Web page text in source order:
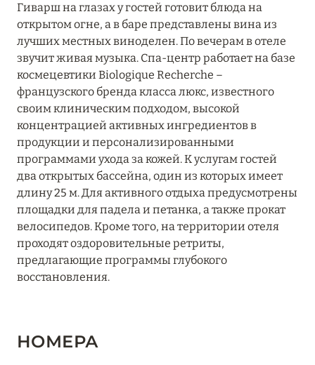
Гиварш на глазах у гостей готовит блюда на
открытом огне, а в баре представлены вина из
лучших местных виноделен. По вечерам в отеле
звучит живая музыка. Спа-центр работает на базе
космецевтики Biologique Recherche –
французского бренда класса люкс, известного
своим клиническим подходом, высокой
концентрацией активных ингредиентов в
продукции и персонализированными
программами ухода за кожей. К услугам гостей
два открытых бассейна, один из которых имеет
длину 25 м. Для активного отдыха предусмотрены
площадки для падела и петанка, а также прокат
велосипедов. Кроме того, на территории отеля
проходят оздоровительные ретриты,
предлагающие программы глубокого
восстановления.
НОМЕРА